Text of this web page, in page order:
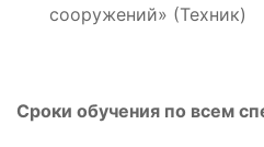
сооружений» (Техник)
Сроки обучения по всем